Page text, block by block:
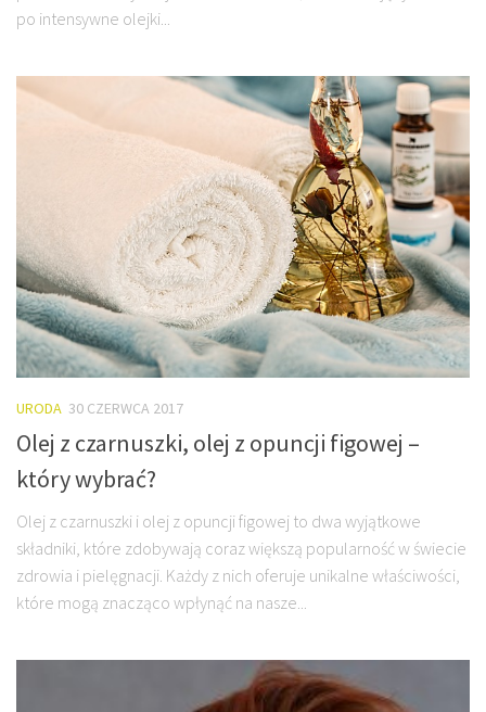
po intensywne olejki...
URODA 30 CZERWCA 2017
Olej z czarnuszki, olej z opuncji figowej –
który wybrać?
Olej z czarnuszki i olej z opuncji figowej to dwa wyjątkowe
składniki, które zdobywają coraz większą popularność w świecie
zdrowia i pielęgnacji. Każdy z nich oferuje unikalne właściwości,
które mogą znacząco wpłynąć na nasze...